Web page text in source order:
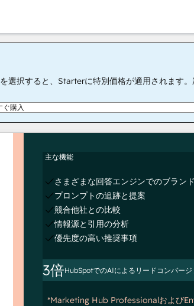
選択すると、Starterに特別価格が適用されます
ぐ購入
主な機能
さまざまな回答エンジンでのブラン
プロンプトの追跡と提案
競合他社との比較
情報源と引用の分析
優先度の高い推奨事項
3倍HubSpotでのAIによるリードコンバージ
*Marketing Hub Professionalおよび